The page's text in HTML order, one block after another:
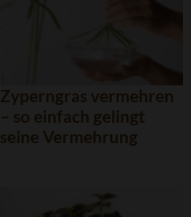
Zyperngras vermehren
– so einfach gelingt
seine Vermehrung